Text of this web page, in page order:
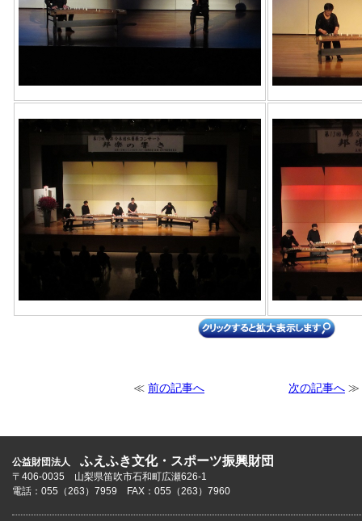
≪ 前の記事へ 次の記事へ ≫
公益財団法人 ふえふき文化・スポーツ振興財団
〒406-0035 山梨県笛吹市石和町広瀬626-1
電話：055（263）7959 FAX：055（263）7960